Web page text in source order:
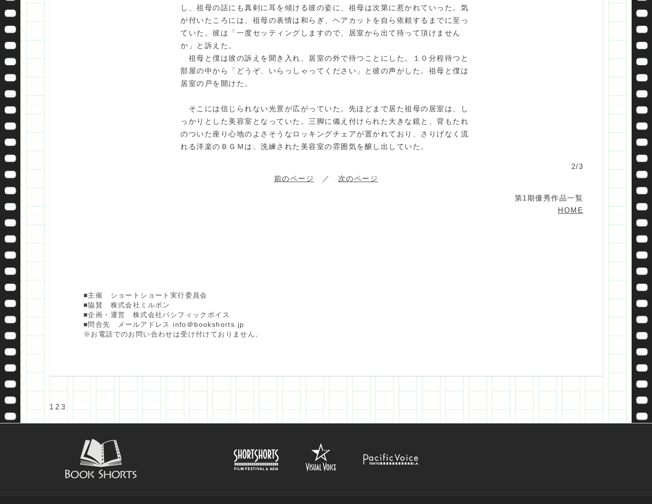
し、祖母の話にも真剣に耳を傾ける彼の姿に、祖母は次第に惹かれていった。気
が付いたころには、祖母の表情は和らぎ、ヘアカットを自ら依頼するまでに至っ
ていた。彼は「一度セッティングしますので、居室から出て待って頂けません
か」と訴えた。
祖母と僕は彼の訴えを聞き入れ、居室の外で待つことにした。１０分程待つと
部屋の中から「どうぞ、いらっしゃってください」と彼の声がした。祖母と僕は
居室の戸を開けた。
そこには信じられない光景が広がっていた。先ほどまで居た祖母の居室は、し
っかりとした美容室となっていた。三脚に備え付けられた大きな鏡と、背もたれ
のついた座り心地のよさそうなロッキングチェアが置かれており、さりげなく流
れる洋楽のＢＧＭは、洗練された美容室の雰囲気を醸し出していた。
2/3
前のページ
／ 次のページ
第1期優秀作品一覧
HOME
■主催 ショートショート実行委員会
■協賛 株式会社ミルボン
■企画・運営 株式会社パシフィックボイス
■問合先 メールアドレス info＠bookshorts.jp
※お電話でのお問い合わせは受け付けておりません。
1 2 3